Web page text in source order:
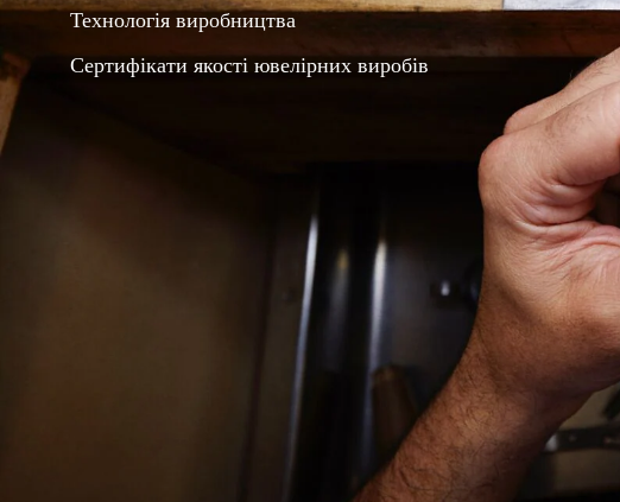
Технологія виробництва
Сертифікати якості ювелірних виробів